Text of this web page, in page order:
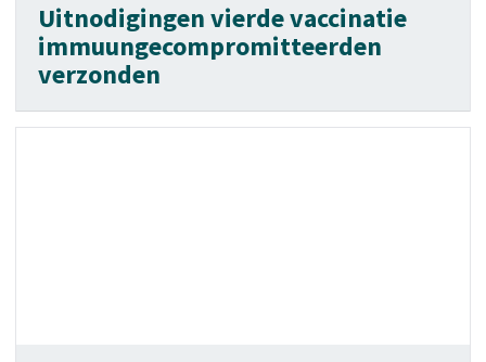
Uitnodigingen vierde vaccinatie
immuungecompromitteerden
verzonden